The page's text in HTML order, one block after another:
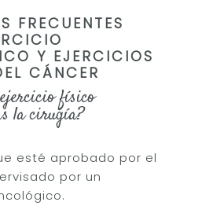
FRECUENTES
Y EJERCICIOS
CÁNCER
físico
la cirugía?
esté aprobado por el
por un